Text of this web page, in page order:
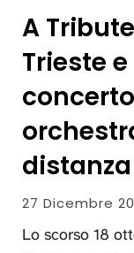
A
Trieste
distanza
27 Dicembre
Lo scorso 18